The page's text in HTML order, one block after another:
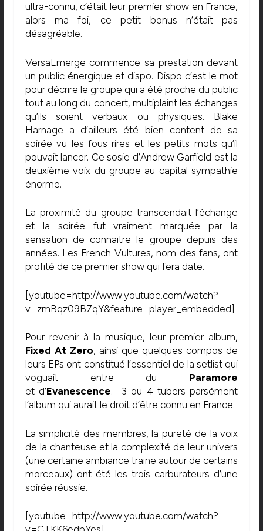
ultra-connu, c’était leur premier show en France,
alors ma foi, ce petit bonus n’était pas
désagréable.
VersaEmerge commence sa prestation devant
un public énergique et dispo. Dispo c’est le mot
pour décrire le groupe qui a été proche du public
tout au long du concert, multiplaint les échanges
qu’ils soient verbaux ou physiques. Blake
Harnage a d’ailleurs été bien content de sa
soirée vu les fous rires et les petits mots qu’il
pouvait lancer. Ce sosie d’Andrew Garfield est la
deuxième voix du groupe au capital sympathie
énorme.
La proximité du groupe transcendait l’échange
et la soirée fut vraiment marquée par la
sensation de connaitre le groupe depuis des
années. Les French Vultures, nom des fans, ont
profité de ce premier show qui fera date.
[youtube=http://www.youtube.com/watch?
v=zmBqz09B7qY&feature=player_embedded]
Pour revenir à la musique, leur premier album,
Fixed At Zero, ainsi que quelques compos de
leurs EPs ont constitué l’essentiel de la setlist qui
voguait entre du Paramore
et d’Evanescence. 3 ou 4 tubers parsèment
l’album qui aurait le droit d’être connu en France.
La simplicité des membres, la pureté de la voix
de la chanteuse et la complexité de leur univers
(une certaine ambiance traine autour de certains
morceaux) ont été les trois carburateurs d’une
soirée réussie.
[youtube=http://www.youtube.com/watch?